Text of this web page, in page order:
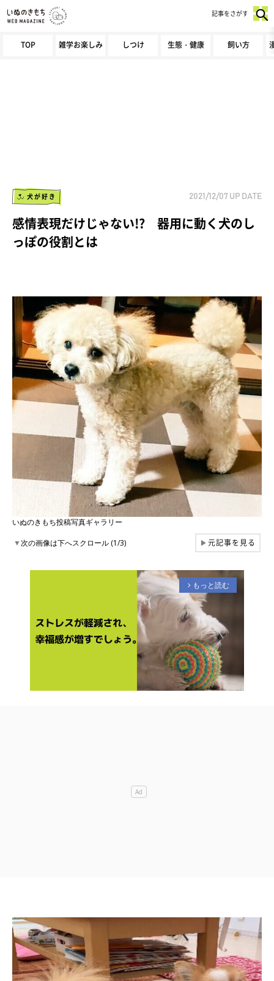
TOP 雑学お楽しみ しつけ 生態・健康 飼い方
記事をさがす
犬が好き 2021/12/07 UP DATE
感情表現だけじゃない!? 器用に動く犬のし
っぽの役割とは
いぬのきもち投稿写真ギャラリー
▼次の画像は下へスクロール (1/3) ▶元記事を見る
arrow_forward_ios もっと読む